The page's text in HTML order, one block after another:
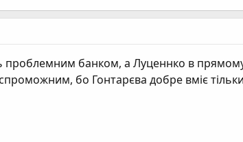
банком, а Луценнко в
бо Гонтарєва добре вміє